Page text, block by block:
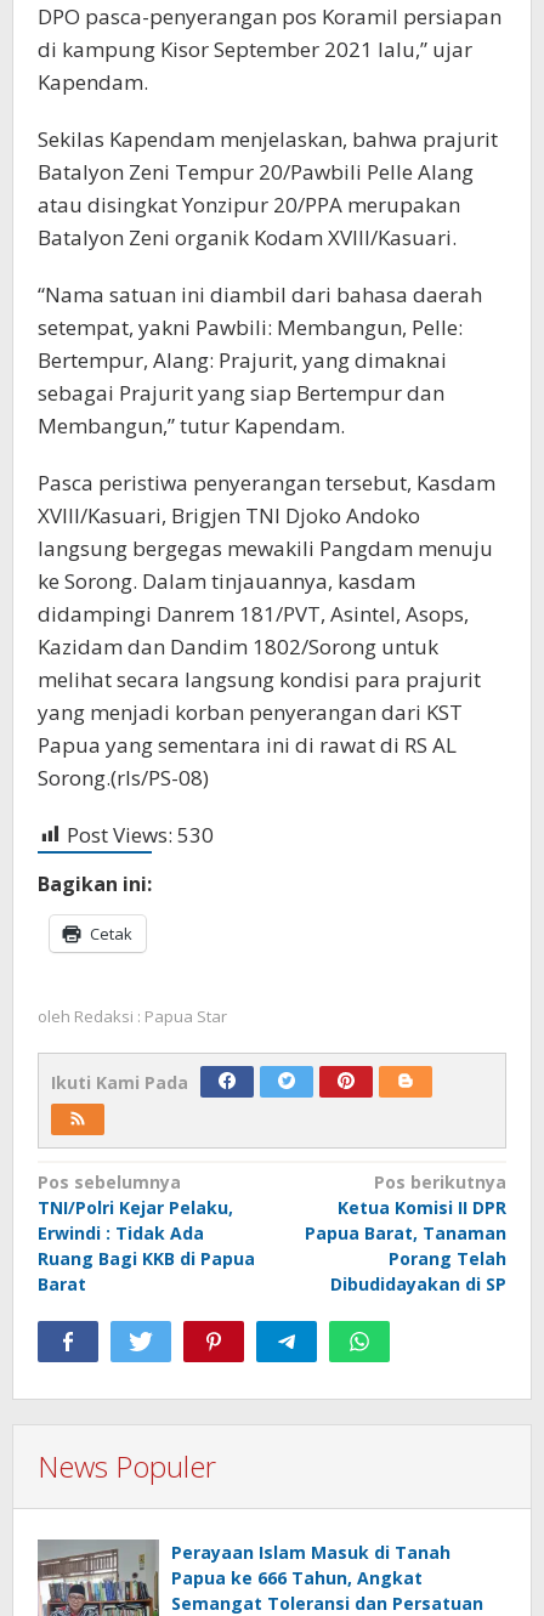
DPO pasca-penyerangan pos Koramil persiapan
di kampung Kisor September 2021 lalu,” ujar
Kapendam.
Sekilas Kapendam menjelaskan, bahwa prajurit
Batalyon Zeni Tempur 20/Pawbili Pelle Alang
atau disingkat Yonzipur 20/PPA merupakan
Batalyon Zeni organik Kodam XVIII/Kasuari.
“Nama satuan ini diambil dari bahasa daerah
setempat, yakni Pawbili: Membangun, Pelle:
Bertempur, Alang: Prajurit, yang dimaknai
sebagai Prajurit yang siap Bertempur dan
Membangun,” tutur Kapendam.
Pasca peristiwa penyerangan tersebut, Kasdam
XVIII/Kasuari, Brigjen TNI Djoko Andoko
langsung bergegas mewakili Pangdam menuju
ke Sorong. Dalam tinjauannya, kasdam
didampingi Danrem 181/PVT, Asintel, Asops,
Kazidam dan Dandim 1802/Sorong untuk
melihat secara langsung kondisi para prajurit
yang menjadi korban penyerangan dari KST
Papua yang sementara ini di rawat di RS AL
Sorong.(rls/PS-08)
Post Views: 530
Bagikan ini:
Cetak
oleh Redaksi : Papua Star
Ikuti Kami Pada
Navigasi
pos
Pos sebelumnya
TNI/Polri Kejar Pelaku,
Erwindi : Tidak Ada
Ruang Bagi KKB di Papua
Barat
Pos berikutnya
Ketua Komisi II DPR
Papua Barat, Tanaman
Porang Telah
Dibudidayakan di SP
News Populer
Perayaan Islam Masuk di Tanah
Papua ke 666 Tahun, Angkat
Semangat Toleransi dan Persatuan